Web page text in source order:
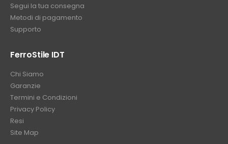
Segui la tua consegna
Metodi di pagamento
Supporto
FerroStile IDT
Chi Siamo
Garanzie
Termini e Condizioni
Privacy Policy
Resi
Site Map